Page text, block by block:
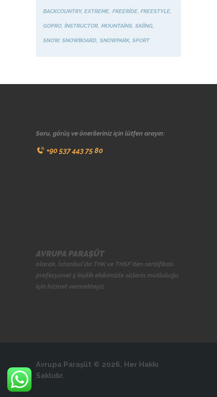
BACKCOUNTRY EXTREME FREERIDE FREESTYLE
GOPRO INSTRUCTOR MOUNTAINS SKIING
SNOW SNOWBOARD SNOWPARK SPORT
Soru, görüş ve önerileriniz için lütfen arayın:
+90 537 443 75 80
AVRUPA PARAŞÜT
olarak, İstanbul'da THKve THSF'den sertiifikalı
profesyonel 5 kişilik ekibimizle sizlerin mutluluğu
için hizmet vermekteyiz.
Avrupa Paraşüt © 2026. Her Hakkı
Saklıdır.